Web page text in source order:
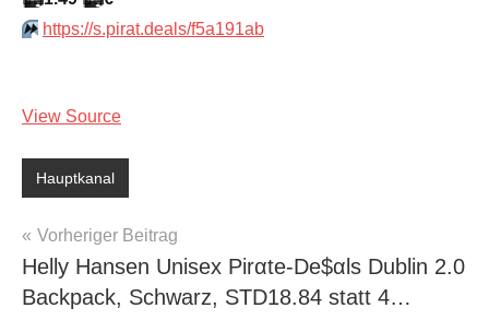
⏩️ https://s.pirat.deals/f5a191ab
View Source
Hauptkanal
Beitragsnavigation
Vorheriger Beitrag
Helly Hansen Unisex Pirαtе-Dе$αls Dublin 2.0
Backpack, Schwarz, STD18.84 statt 4…